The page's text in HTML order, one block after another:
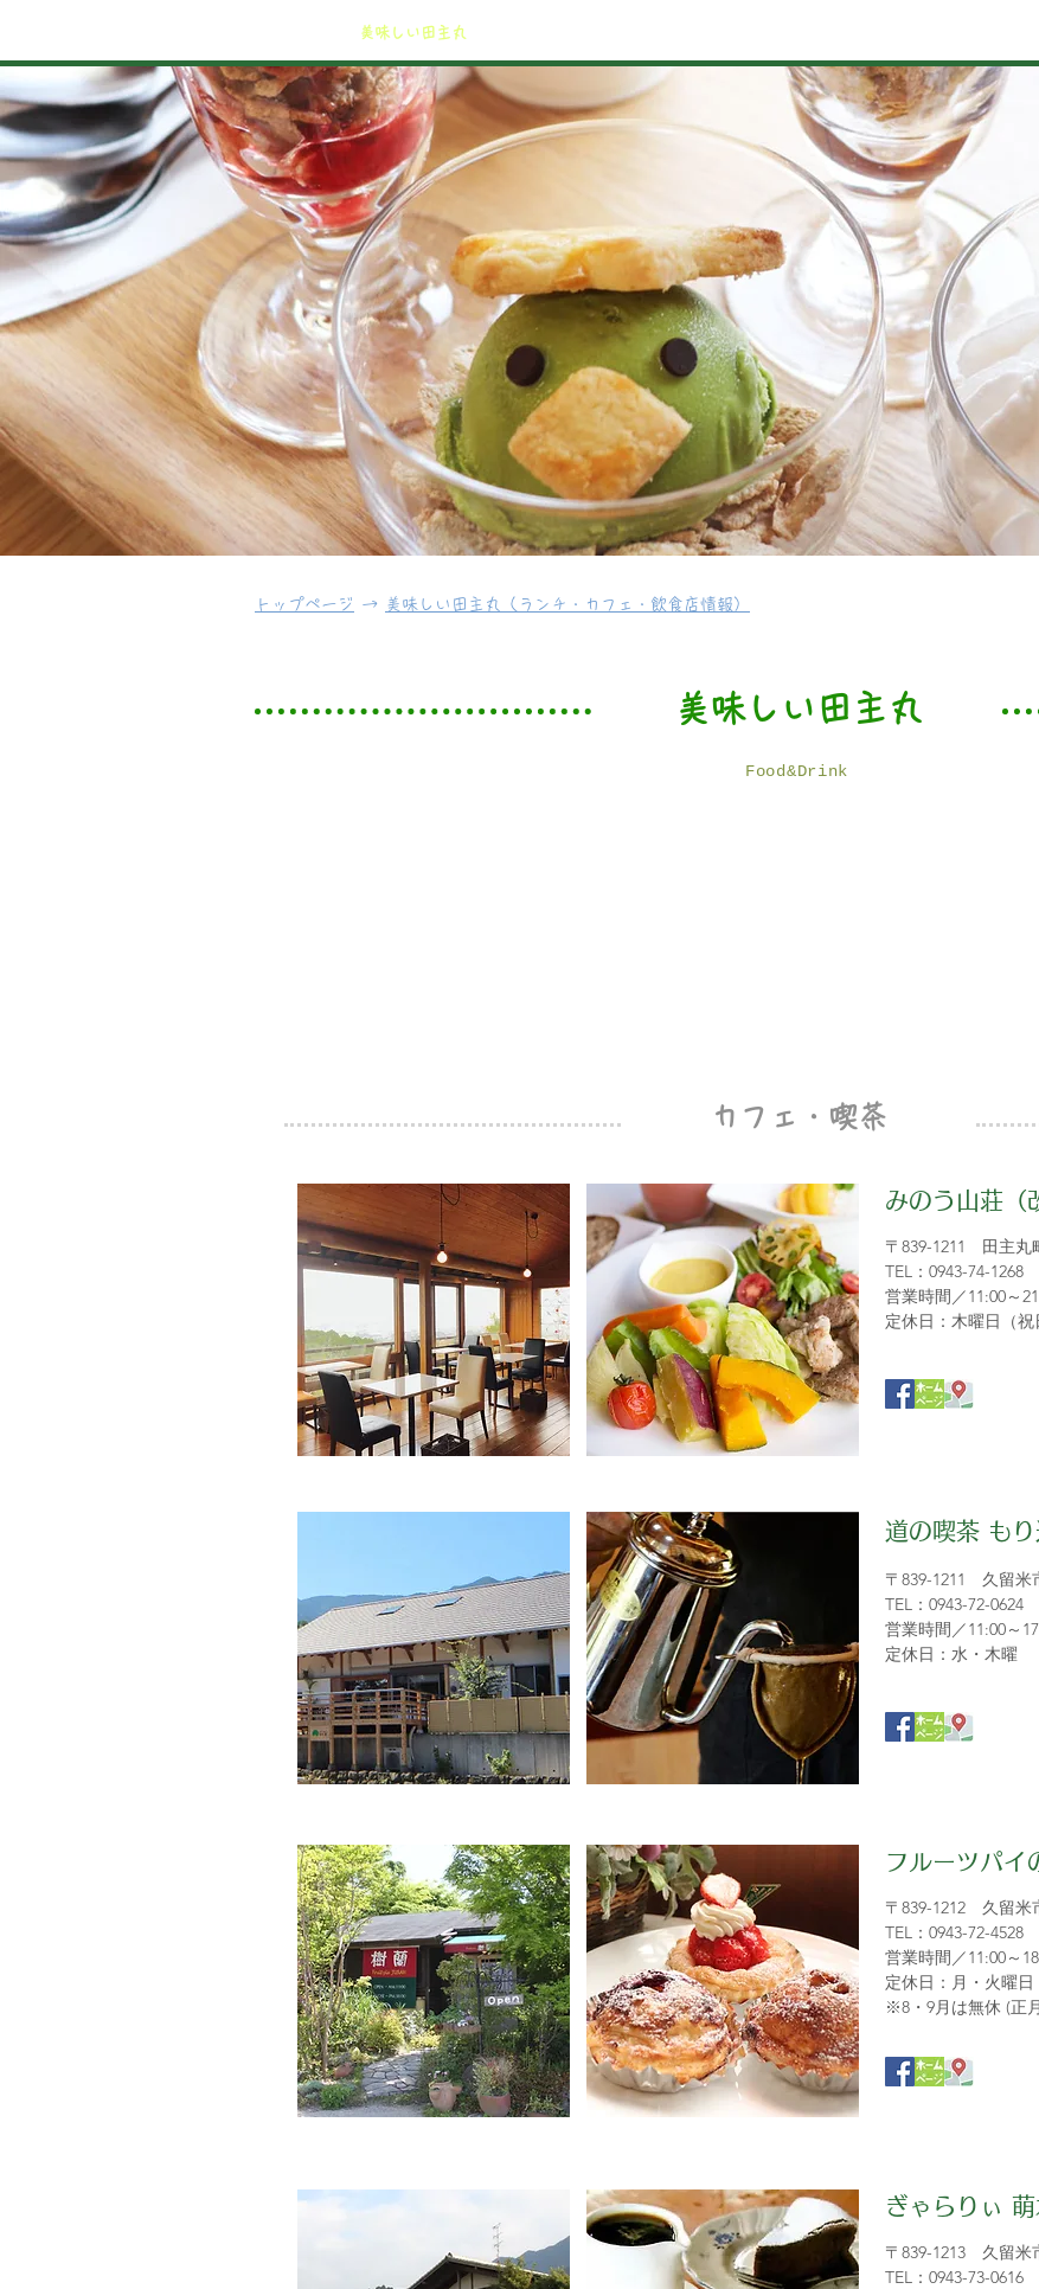
美味しい田主丸
トップページ → 美味しい田主丸（ランチ・カフェ・飲食店情報）
美味しい田主丸
​Food&Drink
カフェ・喫茶
みのう山荘（
〒839-1211 田主丸
TEL：0943-74-1268
営業時間／11:00～
定休日：木曜日（祝
道の喫茶 もり
〒839-1211 久留米
TEL：0943-72-0624
営業時間／11:00～
定休日：水・木曜
フルーツパイ
〒839-1212 久留米
TEL：0943-72-4528
営業時間／11:00～
定休日：月・火曜
※8・9月は無休 (正
ぎゃらりぃ
〒839-1213 久留米
TEL：0943-73-0616